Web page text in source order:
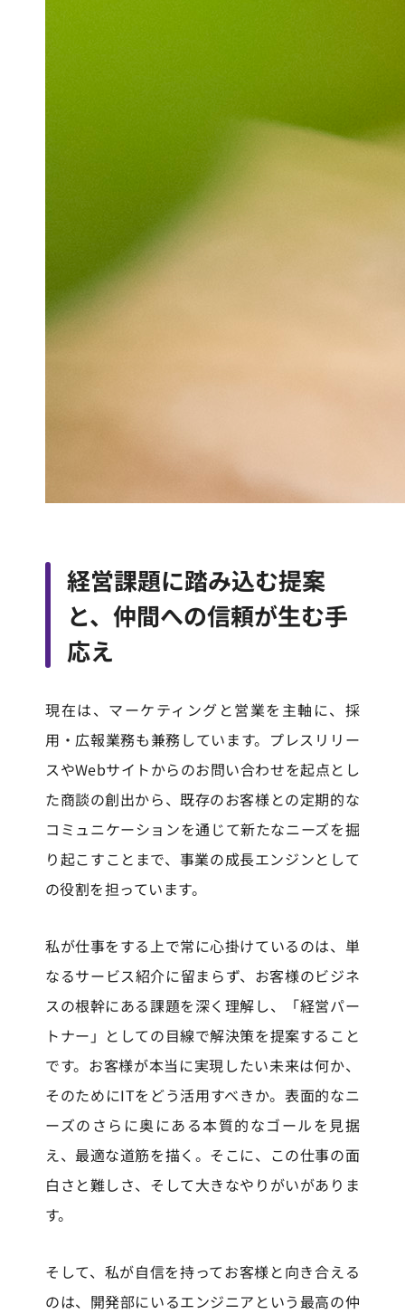
経営課題に踏み込む提案
と、仲間への信頼が生む手
応え
現在は、マーケティングと営業を主軸に、採
用・広報業務も兼務しています。プレスリリー
スやWebサイトからのお問い合わせを起点とし
た商談の創出から、既存のお客様との定期的な
コミュニケーションを通じて新たなニーズを掘
り起こすことまで、事業の成長エンジンとして
の役割を担っています。
私が仕事をする上で常に心掛けているのは、単
なるサービス紹介に留まらず、お客様のビジネ
スの根幹にある課題を深く理解し、「経営パー
トナー」としての目線で解決策を提案すること
です。お客様が本当に実現したい未来は何か、
そのためにITをどう活用すべきか。表面的なニ
ーズのさらに奥にある本質的なゴールを見据
え、最適な道筋を描く。そこに、この仕事の面
白さと難しさ、そして大きなやりがいがありま
す。
そして、私が自信を持ってお客様と向き合える
のは、開発部にいるエンジニアという最高の仲